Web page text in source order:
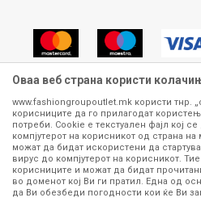
Сите информации околу
онлајн продавница се стремиме да
меѓутоа не можеме да гарантираме
пак дека сите производи во
Фотографиите се најверодостојниот
дојде до потреба за замена на
Оваа веб страна користи
www.fashiongroupoutlet.mk користи тнр.
корисниците да го прилагодат
потреби. Cookie е текстуален фајл кој
компјутерот на корисникот од страна
можат да бидат искористени да
вирус до компјутерот на корисникот.
корисниците и можат да бидат
во доменот кој Ви ги пратил. Една од
да Ви обезбеди погодности кои ќе Ви